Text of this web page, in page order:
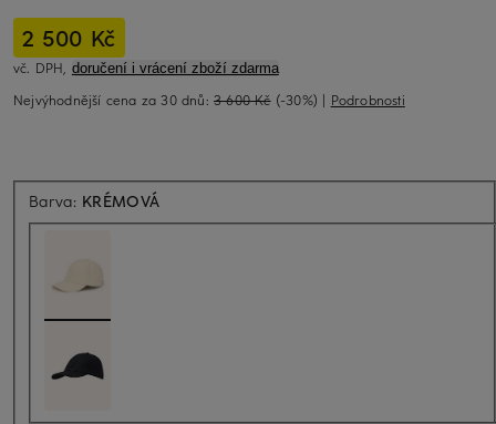
2 500 Kč
vč. DPH, doručení i vrácení zboží zdarma
Nejvýhodnější cena za 30 dnů: 3 600 Kč (-30%) | Podrobnosti
Barva: KRÉMOVÁ